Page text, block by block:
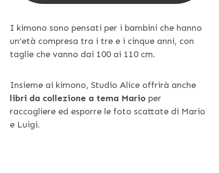
I kimono sono pensati per i bambini che hanno
un’età compresa tra i tre e i cinque anni, con
taglie che vanno dai 100 ai 110 cm.
Insieme ai kimono, Studio Alice offrirà anche
libri da collezione a tema Mario per
raccogliere ed esporre le foto scattate di Mario
e Luigi.